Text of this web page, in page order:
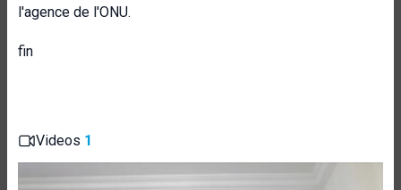
l'agence de l'ONU.
fin
Videos 1